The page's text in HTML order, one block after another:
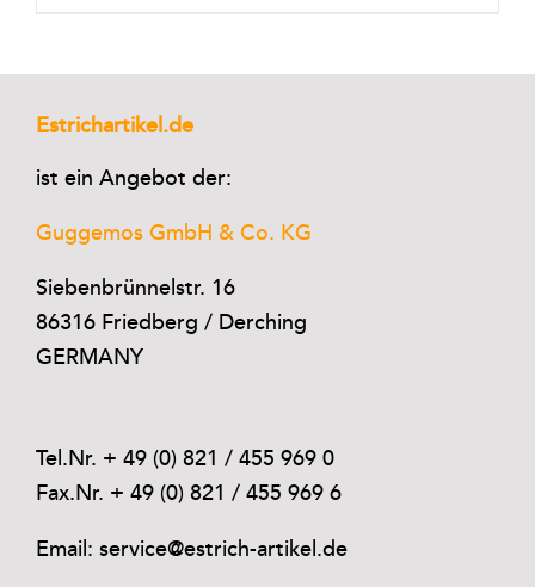
Estrichartikel.de
ist ein Angebot der:
Guggemos GmbH & Co. KG
Siebenbrünnelstr. 16
86316 Friedberg / Derching
GERMANY
Tel.Nr. + 49 (0) 821 / 455 969 0
Fax.Nr. + 49 (0) 821 / 455 969 6
Email: service@estrich-artikel.de